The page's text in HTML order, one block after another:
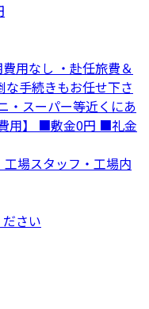
用なし ・赴任旅費＆
手続きもお任せ下さ
・スーパー等近くにあ
用】 ■敷金0円 ■礼金
場スタッフ・工場内
さい